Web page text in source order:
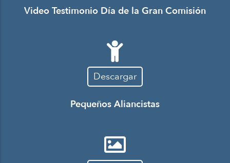
Video Testimonio Día de la Gran Comisión
Descargar
Pequeños Aliancistas